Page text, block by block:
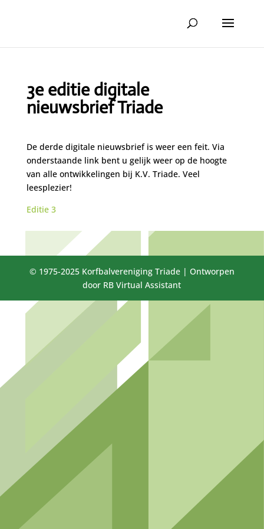
3e editie digitale
nieuwsbrief Triade
De derde digitale nieuwsbrief is weer een feit. Via
onderstaande link bent u gelijk weer op de hoogte
van alle ontwikkelingen bij K.V. Triade. Veel
leesplezier!
Editie 3
© 1975-2025 Korfbalvereniging Triade | Ontworpen
door RB Virtual Assistant